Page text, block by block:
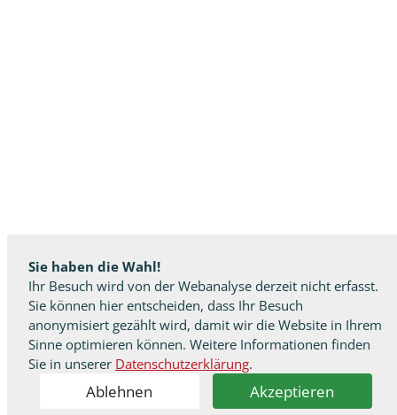
Sie haben die Wahl!
Ihr Besuch wird von der Webanalyse derzeit nicht erfasst.
Sie können hier entscheiden, dass Ihr Besuch
anonymisiert gezählt wird, damit wir die Website in Ihrem
Sinne optimieren können. Weitere Informationen finden
Sie in unserer Datenschutzerklärung.
Ablehnen Akzeptieren